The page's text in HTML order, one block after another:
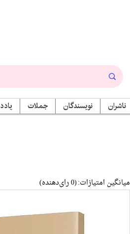
ناشران نویسندگان جملات
میانگین امتیازات:(0 رای‌دهنده)